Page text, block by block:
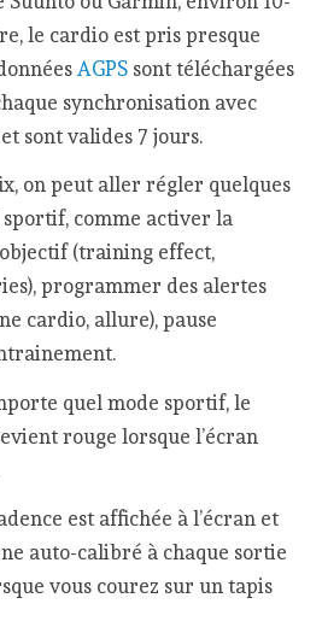
le cardio est pris presque
AGPS sont téléchargées
synchronisation avec
sont valides 7 jours.
on peut aller régler quelques
comme activer la
(training effect,
programmer des alertes
cardio, allure), pause
quel mode sportif, le
rouge lorsque l’écran
est affichée à l’écran et
auto-calibré à chaque sortie
vous courez sur un tapis